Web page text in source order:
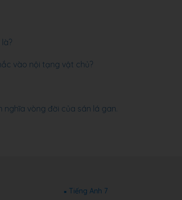
vào nội tạng vật chủ?
vòng đời của sán lá gan.
Tiếng Anh 7